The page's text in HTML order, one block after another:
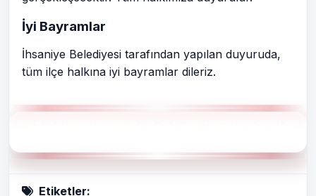
İyi Bayramlar
İhsaniye Belediyesi tarafından yapılan duyuruda,
tüm ilçe halkına iyi bayramlar dileriz.
Etiketler: